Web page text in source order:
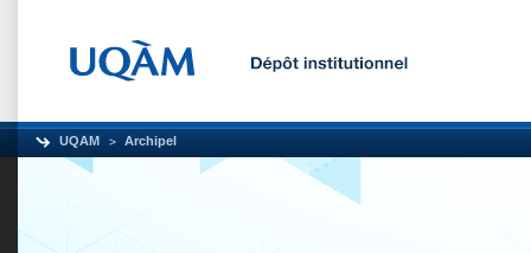
UQAM Archipel